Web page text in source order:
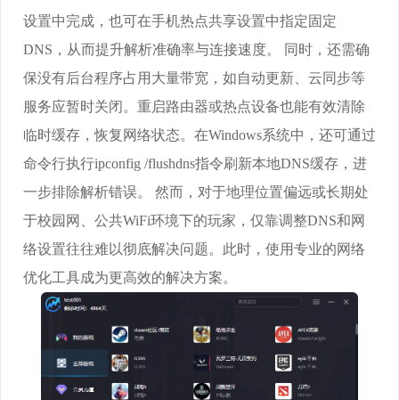
设置中完成，也可在手机热点共享设置中指定固定
DNS，从而提升解析准确率与连接速度。 同时，还需确
保没有后台程序占用大量带宽，如自动更新、云同步等
服务应暂时关闭。重启路由器或热点设备也能有效清除
临时缓存，恢复网络状态。在Windows系统中，还可通过
命令行执行ipconfig /flushdns指令刷新本地DNS缓存，进
一步排除解析错误。 然而，对于地理位置偏远或长期处
于校园网、公共WiFi环境下的玩家，仅靠调整DNS和网
络设置往往难以彻底解决问题。此时，使用专业的网络
优化工具成为更高效的解决方案。